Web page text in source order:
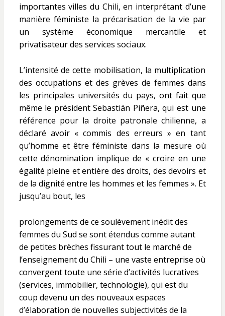
importantes villes du Chili, en interprétant d’une
manière féministe la précarisation de la vie par
un système économique mercantile et
privatisateur des services sociaux.
L’intensité de cette mobilisation, la multiplication
des occupations et des grèves de femmes dans
les principales universités du pays, ont fait que
même le président Sebastián Piñera, qui est une
référence pour la droite patronale chilienne, a
déclaré avoir « commis des erreurs » en tant
qu’homme et être féministe dans la mesure où
cette dénomination implique de « croire en une
égalité pleine et entière des droits, des devoirs et
de la dignité entre les hommes et les femmes ». Et
jusqu’au bout, les
prolongements de ce soulèvement inédit des
femmes du Sud se sont étendus comme autant
de petites brèches fissurant tout le marché de
l’enseignement du Chili – une vaste entreprise où
convergent toute une série d’activités lucratives
(services, immobilier, technologie), qui est du
coup devenu un des nouveaux espaces
d’élaboration de nouvelles subjectivités de la